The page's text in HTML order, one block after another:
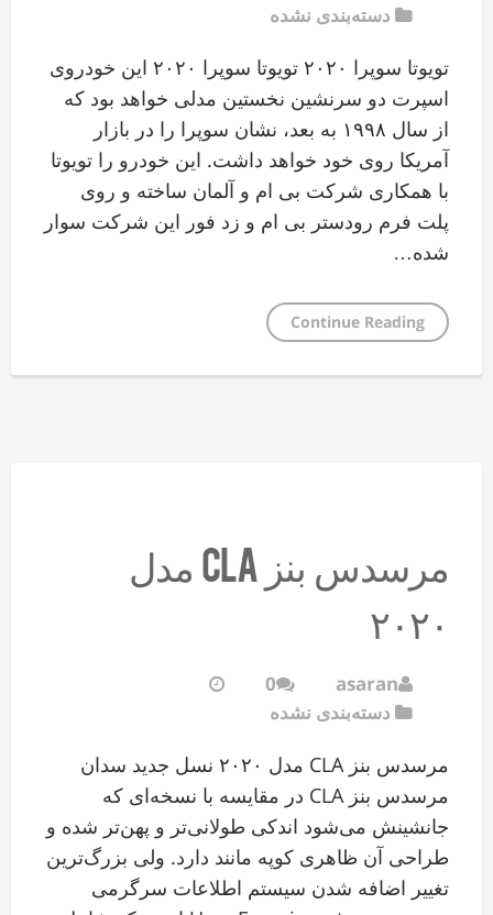
دسته‌بندی نشده
تویوتا سوپرا ۲۰۲۰ تویوتا سوپرا ۲۰۲۰ این خودروی
اسپرت دو سرنشین نخستین مدلی خواهد بود که
از سال ۱۹۹۸ به بعد، نشان سوپرا را در بازار
آمریکا روی خود خواهد داشت. این خودرو را تویوتا
با همکاری شرکت بی ام و آلمان ساخته و روی
پلت فرم رودستر بی ام و زد فور این شرکت سوار
شده…
Continue Reading
مرسدس بنز CLA مدل
۲۰۲۰
asaran
0
دسته‌بندی نشده
مرسدس بنز CLA مدل ۲۰۲۰ نسل جدید سدان
مرسدس بنز CLA در مقایسه با نسخه‌ای که
جانشینش می‌شود اندکی طولانی‌تر و پهن‌تر شده و
طراحی آن ظاهری کوپه مانند دارد. ولی بزرگ‌ترین
تغییر اضافه شدن سیستم اطلاعات سرگرمی